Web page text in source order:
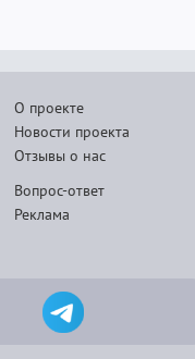
О проекте
Новости проекта
Отзывы о нас
Вопрос-ответ
Реклама